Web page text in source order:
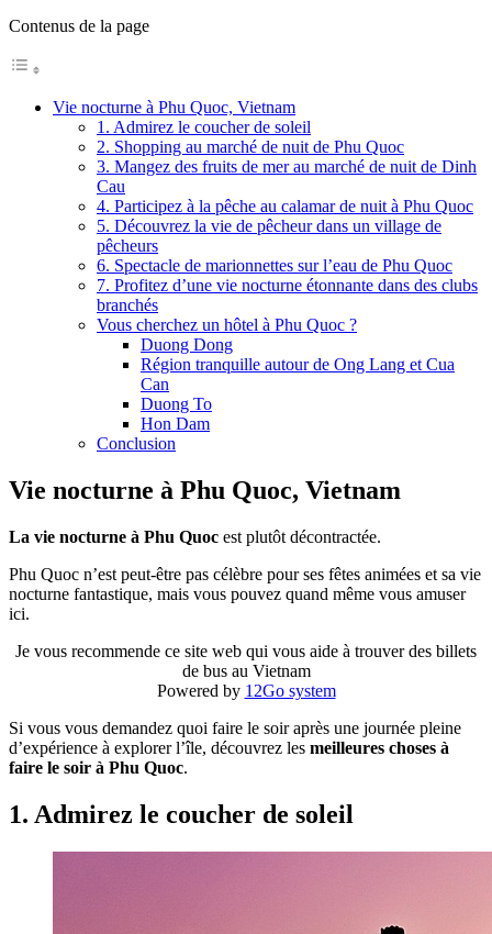
Contenus de la page
Vie nocturne à Phu Quoc, Vietnam
1. Admirez le coucher de soleil
2. Shopping au marché de nuit de Phu Quoc
3. Mangez des fruits de mer au marché de nuit de Dinh
Cau
4. Participez à la pêche au calamar de nuit à Phu Quoc
5. Découvrez la vie de pêcheur dans un village de
pêcheurs
6. Spectacle de marionnettes sur l’eau de Phu Quoc
7. Profitez d’une vie nocturne étonnante dans des clubs
branchés
Vous cherchez un hôtel à Phu Quoc ?
Duong Dong
Région tranquille autour de Ong Lang et Cua
Can
Duong To
Hon Dam
Conclusion
Vie nocturne à Phu Quoc, Vietnam
La vie nocturne à Phu Quoc est plutôt décontractée.
Phu Quoc n’est peut-être pas célèbre pour ses fêtes animées et sa vie
nocturne fantastique, mais vous pouvez quand même vous amuser
ici.
Je vous recommende ce site web qui vous aide à trouver des billets
de bus au Vietnam
Powered by 12Go system
Si vous vous demandez quoi faire le soir après une journée pleine
d’expérience à explorer l’île, découvrez les meilleures choses à
faire le soir à Phu Quoc.
1. Admirez le coucher de soleil